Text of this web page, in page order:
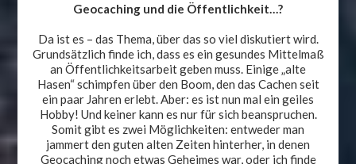
Geocaching und die Öffentlichkeit…?
Da ist es – das Thema, über das so viel diskutiert wird.
Grundsätzlich finde ich, dass es ein gesundes Mittelmaß
an Öffentlichkeitsarbeit geben muss. Einige „alte
Hasen“ schimpfen über den Boom, den das Cachen seit
ein paar Jahren erlebt. Aber: es ist nun mal ein geiles
Hobby! Und keiner kann es nur für sich beanspruchen.
Somit gibt es zwei Möglichkeiten: entweder man
jammert den guten alten Zeiten hinterher, in denen
Geocaching noch etwas Geheimes war, oder ich finde